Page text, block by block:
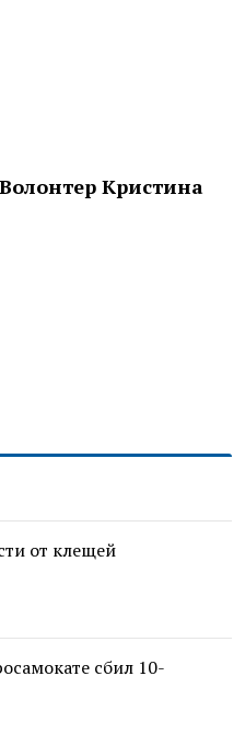
Кристина
от клещей
сбил 10-